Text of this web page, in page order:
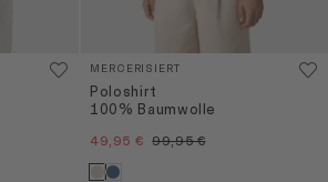
MERCERISIERT
Poloshirt
100% Baumwolle
49,95 € 99,95 €